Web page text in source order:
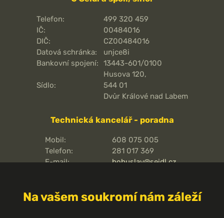
Telefon:
499 320 459
IČ:
00484016
DIČ:
CZ00484016
Datová schránka:
unjce8i
Bankovní spojení:
13443-601/0100
Sídlo:
Husova 120,
544 01
Dvůr Králové nad Labem
Technická kancelář - poradna
Mobil:
608 075 005
Telefon:
281 017 369
E-mail:
bohuslav@seidl.cz
Praha 15 - Hostivař
Na vašem soukromí nám záleží